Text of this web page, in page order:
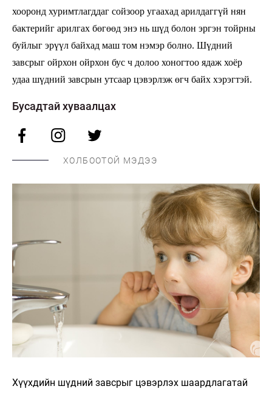
хооронд хуримтлагддаг сойзоор угаахад арилдаггүй нян
бактерийг арилгах бөгөөд энэ нь шүд болон эргэн тойрны
буйлыг эрүүл байхад маш том нэмэр болно. Шүдний
завсрыг ойрхон ойрхон бус ч долоо хоногтоо ядаж хоёр
удаа шүдний завсрын утсаар цэвэрлэж өгч байх хэрэгтэй.
Бусадтай хуваалцах
ХОЛБООТОЙ МЭДЭЭ
Хүүхдийн шүдний завсрыг цэвэрлэх шаардлагатай